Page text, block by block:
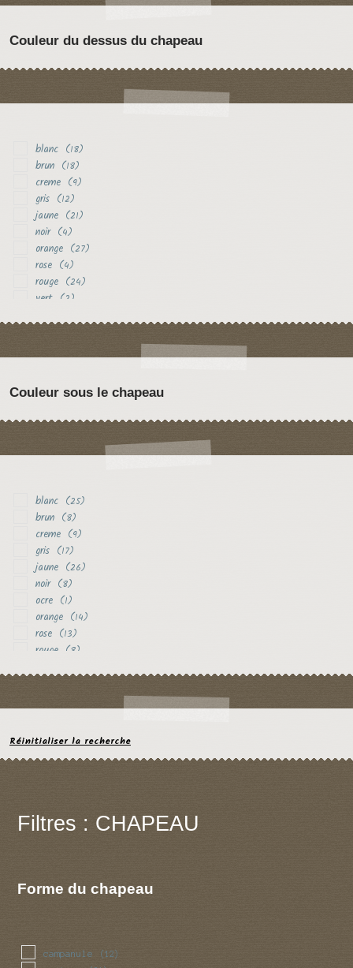
Couleur du dessus du chapeau
blanc (18)
brun (18)
creme (9)
gris (12)
jaune (21)
noir (4)
orange (27)
rose (4)
rouge (24)
vert (2)
Couleur sous le chapeau
blanc (25)
brun (8)
creme (9)
gris (17)
jaune (26)
noir (8)
ocre (1)
orange (14)
rose (13)
rouge (8)
Réinitialiser la recherche
Filtres : CHAPEAU
Forme du chapeau
campanule (12)